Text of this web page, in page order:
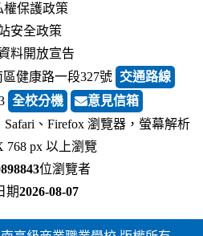
權保護政策
安全政策
料開放宣告
健康路一段327號 交通路線
全校分機
意見信箱
Safari、Firefox 瀏覽器，螢幕解析
768 px 以上瀏覽
位瀏覽者
期2026-08-07